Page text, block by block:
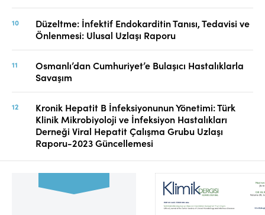
Düzeltme: İnfektif Endokarditin Tanısı, Tedavisi ve
Önlenmesi: Ulusal Uzlaşı Raporu
Osmanlı’dan Cumhuriyet’e Bulaşıcı Hastalıklarla
Savaşım
Kronik Hepatit B İnfeksiyonunun Yönetimi: Türk
Klinik Mikrobiyoloji ve İnfeksiyon Hastalıkları
Derneği Viral Hepatit Çalışma Grubu Uzlaşı
Raporu-2023 Güncellemesi